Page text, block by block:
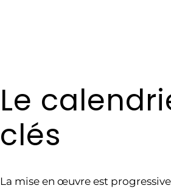
Le
clés
La mise en œuvre est